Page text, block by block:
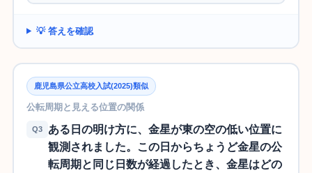
💡 答えを確認
鹿児島県公立高校入試(2025)類似
公転周期と見える位置の関係
Q3
ある日の明け方に、金星が東の空の低い位置に
観測されました。この日からちょうど金星の公
転周期と同じ日数が経過したとき、金星はどの